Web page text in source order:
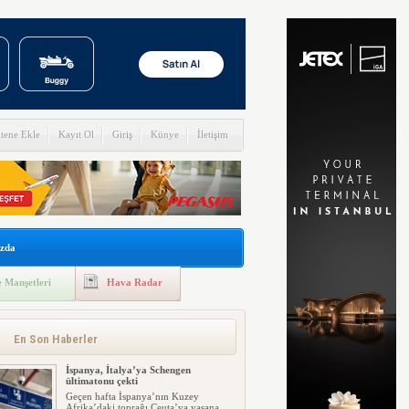
Ekle Kayıt Ol Giriş Künye İletişim
Manşetleri Hava Radar
En Son Haberler
İspanya, İtalya’ya Schengen
ültimatonu çekti
Geçen hafta İspanya’nın Kuzey